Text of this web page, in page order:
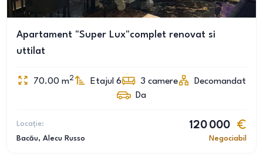
Apartament "Super Lux"complet renovat si
uttilat
70.00 m2 Etajul 6 3 camere
Decomandat
Da
Locație:
Bacău, Alecu Russo
120 000
Negociabil